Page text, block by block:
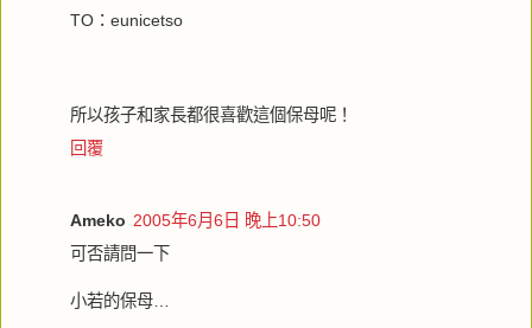
TO：eunicetso
所以孩子和家長都很喜歡這個保母呢！
回覆
Ameko 2005年6月6日 晚上10:50
可否請問一下
小若的保母…